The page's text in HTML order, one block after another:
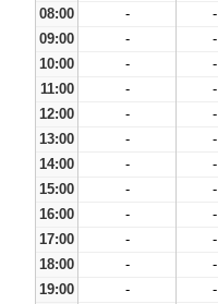
08:00
- -
09:00
- -
10:00
- -
11:00
- -
12:00
- -
13:00
- -
14:00
- -
15:00
- -
16:00
- -
17:00
- -
18:00
- -
19:00
- -